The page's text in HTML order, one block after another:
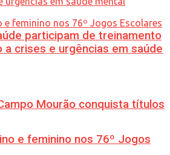
Mourão conquista títulos
e feminino nos 76º Jogos
participam de treinamento
crises e urgências em saúde